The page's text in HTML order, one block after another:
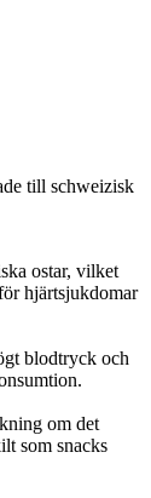
till schweizisk
ostar, vilket
hjärtsjukdomar
blodtryck och
om det
som snacks